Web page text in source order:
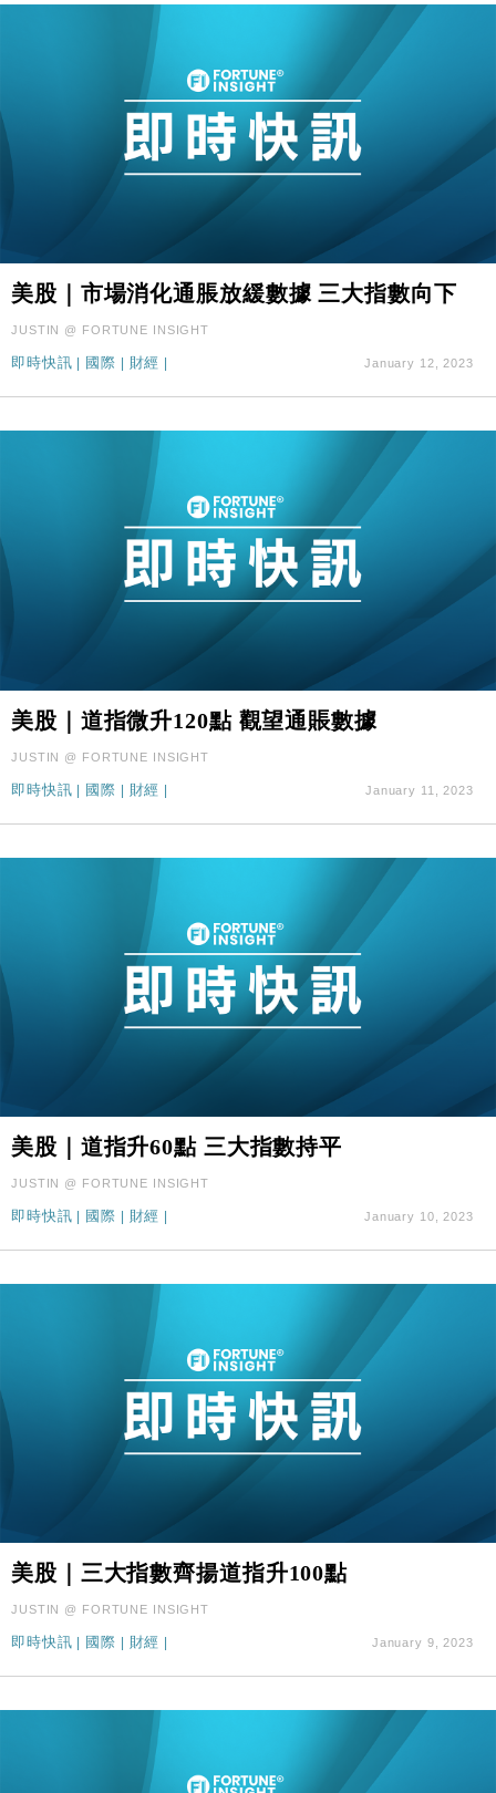
美股｜市場消化通脹放緩數據 三大指數向下
JUSTIN @ FORTUNE INSIGHT
即時快訊 國際 財經 January 12, 2023
美股｜道指微升120點 觀望通賬數據
JUSTIN @ FORTUNE INSIGHT
即時快訊 | 國際 | 財經 | January 11, 2023
美股｜道指升60點 三大指數持平
JUSTIN @ FORTUNE INSIGHT
即時快訊 | 國際 | 財經 | January 10, 2023
美股｜三大指數齊揚道指升100點
JUSTIN @ FORTUNE INSIGHT
即時快訊 國際 財經 January 9, 2023